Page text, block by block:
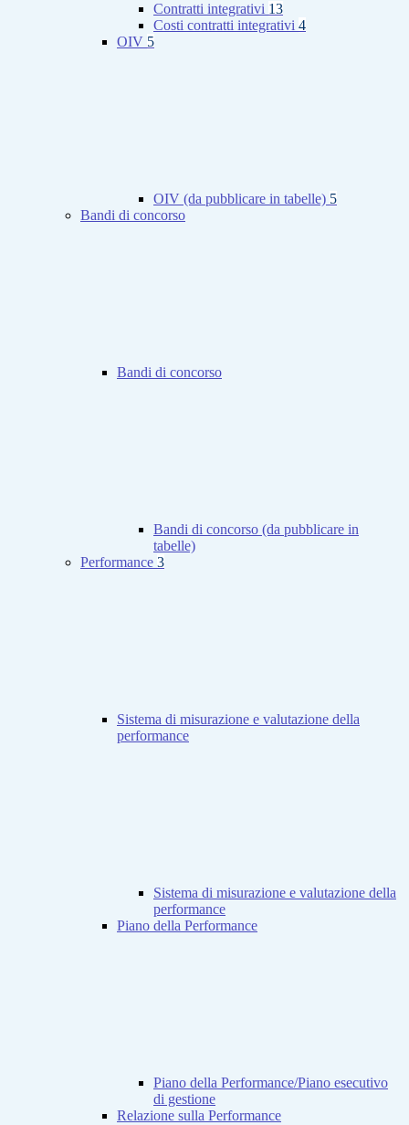
Contratti integrativi 13
Costi contratti integrativi 4
OIV 5
OIV (da pubblicare in tabelle) 5
Bandi di concorso
Bandi di concorso
Bandi di concorso (da pubblicare in
tabelle)
Performance 3
Sistema di misurazione e valutazione della
performance
Sistema di misurazione e valutazione della
performance
Piano della Performance
Piano della Performance/Piano esecutivo
di gestione
Relazione sulla Performance